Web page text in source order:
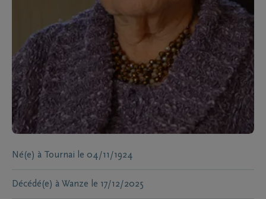
Né(e) à Tournai le 04/11/1924
Décédé(e) à Wanze le 17/12/2025